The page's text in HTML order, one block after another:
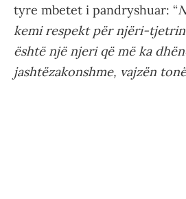
tyre mbetet i pandryshuar: “
kemi respekt për njëri-
është një njeri që më ka
jashtëzakonshme, vajzën